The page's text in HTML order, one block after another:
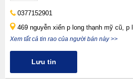
0377152901
469 nguyễn xiển p long thạnh mỹ cũ, p
Xem tất cả tin rao của người bán này >>
Lưu tin